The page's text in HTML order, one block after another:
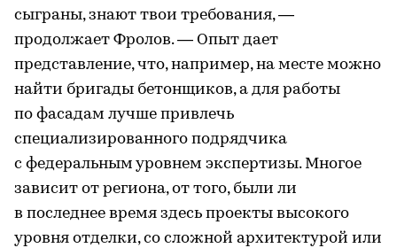
сыграны, знают твои требования, —
продолжает Фролов. — Опыт дает
представление, что, например, на месте можно
найти бригады бетонщиков, а для работы
по фасадам лучше привлечь
специализированного подрядчика
с федеральным уровнем экспертизы. Многое
зависит от региона, от того, были ли
в последнее время здесь проекты высокого
уровня отделки, со сложной архитектурой или